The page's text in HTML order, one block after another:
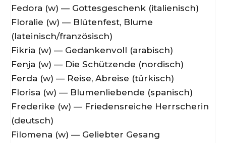
Fedora (w) — Gottesgeschenk (italienisch)
Floralie (w) — Blütenfest, Blume
(lateinisch/französisch)
Fikria (w) — Gedankenvoll (arabisch)
Fenja (w) — Die Schützende (nordisch)
Ferda (w) — Reise, Abreise (türkisch)
Florisa (w) — Blumenliebende (spanisch)
Frederike (w) — Friedensreiche Herrscherin
(deutsch)
Filomena (w) — Geliebter Gesang